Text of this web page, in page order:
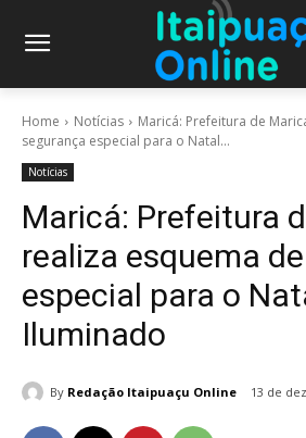
Home Notícias
Maricá: Prefeitura de
segurança especial para o Natal...
Notícias
Maricá: Prefeitura
realiza esquema
especial para o
Iluminado
By Redação Itaipuaçu Online 13 de